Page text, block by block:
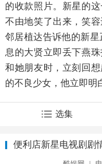
的收款照片。新星的
不由地笑了出来，笑
邻居植达告诉他的新
息的大贤立即丢下燕
和她朋友时，立刻回
的不良少女，他立即明
选集
便利店新星电视剧剧